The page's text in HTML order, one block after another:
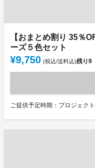
【おまとめ割り 35％
ーズ５色セット
¥9,750 (税込/送料込)残り9
ご提供予定時期：プロジェク